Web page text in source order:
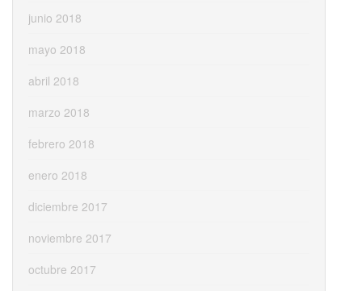
junio 2018
mayo 2018
abril 2018
marzo 2018
febrero 2018
enero 2018
diciembre 2017
noviembre 2017
octubre 2017